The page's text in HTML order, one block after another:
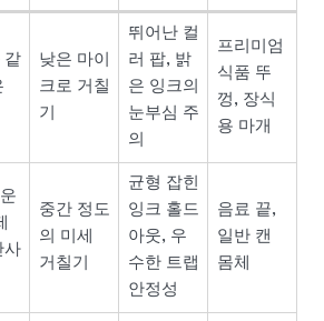
같
낮은 마이
크로 거칠
기
뛰어난 컬
러 팝, 밝
은 잉크의
눈부심 주
의
프리미엄
식품 뚜
껑, 장식
용 마개
사
중간 정도
의 미세
거칠기
균형 잡힌
잉크 홀드
아웃, 우
수한 트랩
안정성
음료 끝,
일반 캔
몸체